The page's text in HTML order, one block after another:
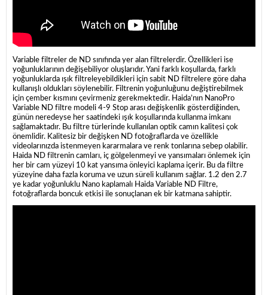
Variable filtreler de ND sınıfında yer alan filtrelerdir. Özellikleri ise
yoğunluklarının değişebiliyor oluşlarıdır. Yani farklı koşullarda, farklı
yoğunluklarda ışık filtreleyebildikleri için sabit ND filtrelere göre daha
kullanışlı oldukları söylenebilir. Filtrenin yoğunluğunu değiştirebilmek
için çember kısmını çevirmeniz gerekmektedir. Haida’nın NanoPro
Variable ND filtre modeli 4-9 Stop arası değişkenlik gösterdiğinden,
günün neredeyse her saatindeki ışık koşullarında kullanma imkanı
sağlamaktadır. Bu filtre türlerinde kullanılan optik camın kalitesi çok
önemlidir. Kalitesiz bir değişken ND fotoğraflarda ve özellikle
videolarınızda istenmeyen kararmalara ve renk tonlarına sebep olabilir.
Haida ND filtrenin camları, iç gölgelenmeyi ve yansımaları önlemek için
her bir cam yüzeyi 10 kat yansıma önleyici kaplama içerir. Bu da filtre
yüzeyine daha fazla koruma ve uzun süreli kullanım sağlar. 1.2 den 2.7
ye kadar yoğunluklu Nano kaplamalı Haida Variable ND Filtre,
fotoğraflarda boncuk etkisi ile sonuçlanan ek bir katmana sahiptir.